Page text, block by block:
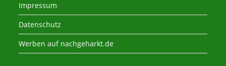
Impressum
Datenschutz
Werben auf nachgeharkt.de